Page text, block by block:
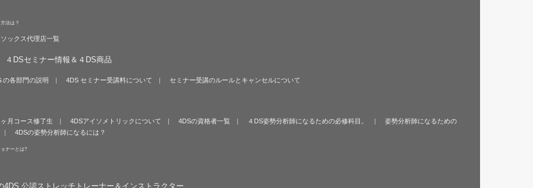
法は？
ックス代理店一覧
４DSセミナー情報＆４DS商品
の各部門の説明 4DS セミナー受講料について セミナー受講のルールとキャンセルについて
月コース修了生 4DSアイソメトリックについて 4DSの資格者一覧 ４DS姿勢分析師になるための必修科目。
姿勢分析師になるための
4DSの姿勢分析師になるには？
ナーとは?
4DS 公認ストレッチトレーナー＆インストラクター